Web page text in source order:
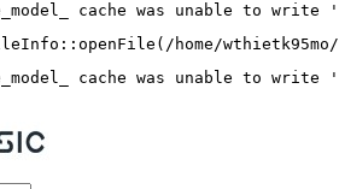
cache was unable to
home/wthietk95mo/
cache was unable to